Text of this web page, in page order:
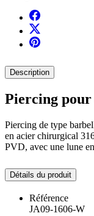
Description
Piercing
Piercing de type
en acier chirurgical
PVD, avec une lune
Détails du produit
Référence
JA09-1606-W